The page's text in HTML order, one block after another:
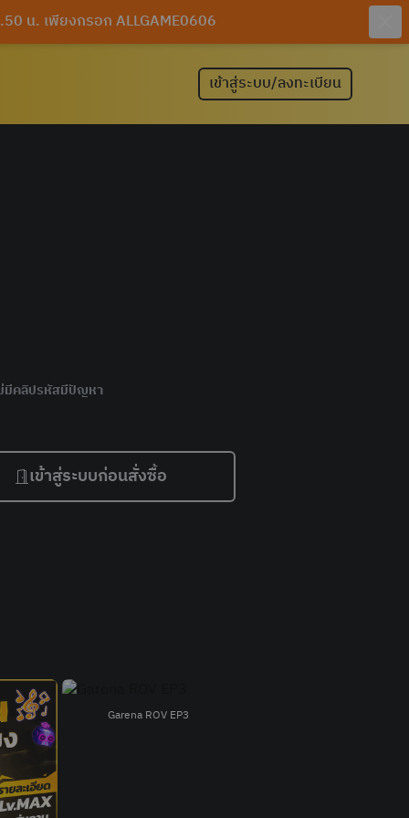
น. เพียงกรอก ALLGAME0606
เข้าสู่ระบบ/ลงทะเบียน
มีคลิปรหัสมีปัญหา
เข้าสู่ระบบก่อนสั่งซื้อ
Garena ROV EP3